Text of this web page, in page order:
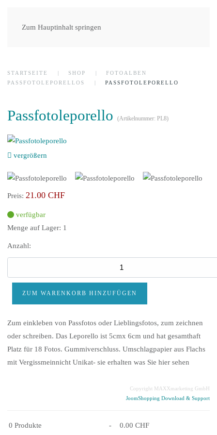
Zum Hauptinhalt springen
STARTSEITE SHOP
FOTOALBEN
PASSFOTOLEPORELLOS
PASSFOTOLEPORELLO
Passfotoleporello (Artikelnummer: PL8)
vergrößern
Preis: 21.00 CHF
verfügbar
Menge auf Lager: 1
Anzahl:
Zum einkleben von Passfotos oder Lieblingsfotos, zum zeichnen
oder schreiben. Das Leporello ist 5cmx 6cm und hat gesamthaft
Platz für 18 Fotos. Gummiverschluss. Umschlagpapier aus Flachs
mit Vergissmeinnicht Unikat- sie erhalten was Sie hier sehen
Copyright MAXXmarketing GmbH
JoomShopping Download & Support
0 Produkte - 0.00 CHF